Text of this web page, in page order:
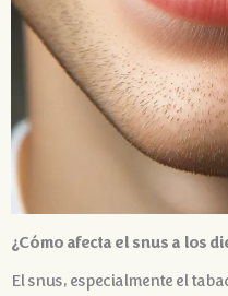
¿Cómo afecta el snus a los
El snus, especialmente el